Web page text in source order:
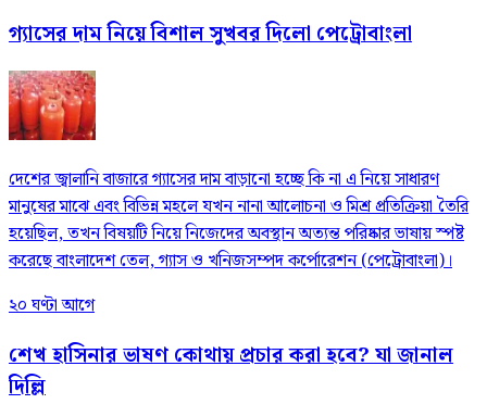
গ্যাসের দাম নিয়ে বিশাল সুখবর দিলো পেট্রোবাংলা
দেশের জ্বালানি বাজারে গ্যাসের দাম বাড়ানো হচ্ছে কি না এ নিয়ে সাধারণ
মানুষের মাঝে এবং বিভিন্ন মহলে যখন নানা আলোচনা ও মিশ্র প্রতিক্রিয়া তৈরি
হয়েছিল, তখন বিষয়টি নিয়ে নিজেদের অবস্থান অত্যন্ত পরিষ্কার ভাষায় স্পষ্ট
করেছে বাংলাদেশ তেল, গ্যাস ও খনিজসম্পদ কর্পোরেশন (পেট্রোবাংলা)।
২০ ঘণ্টা আগে
শেখ হাসিনার ভাষণ কোথায় প্রচার করা হবে? যা জানাল
দিল্লি